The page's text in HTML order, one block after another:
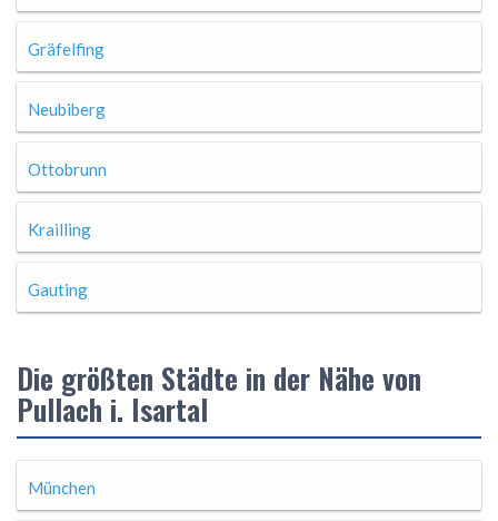
Gräfelfing
Neubiberg
Ottobrunn
Krailling
Gauting
Die größten Städte in der Nähe von
Pullach i. Isartal
München